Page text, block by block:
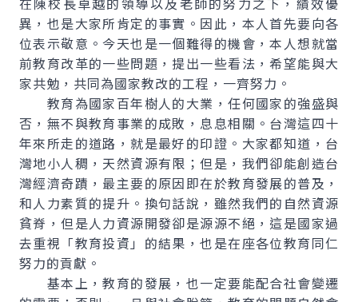
異，也是大家所肯定的事實。因此，本人首先要向各
位表示敬意。今天也是一個難得的機會，本人想就當
前教育改革的一些問題，提出一些看法，希望能與大
家共勉，共同為國家教改的工程，一齊努力。
教育為國家百年樹人的大業，任何國家的強盛與
否，無不與教育事業的成敗，息息相關。台灣這四十
年來所走的道路，就是最好的印證。大家都知道，台
灣地小人稠，天然資源有限；但是，我們卻能創造台
灣經濟奇蹟，最主要的原因即在於教育發展的普及，
和人力素質的提升。換句話說，雖然我們的自然資源
貧脊，但是人力資源開發卻是源源不絕，這是國家過
去重視「教育投資」的結果，也是在座各位教育同仁
努力的貢獻。
基本上，教育的發展，也一定要能配合社會變遷